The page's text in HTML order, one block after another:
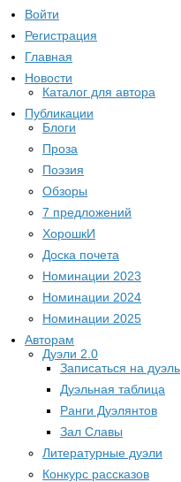
Войти
Регистрация
Главная
Новости
Каталог для автора
Публикации
Блоги
Проза
Поэзия
Обзоры
7 предложений
ХорошкИ
Доска почета
Номинации 2023
Номинации 2024
Номинации 2025
Авторам
Дуэли 2.0
Записаться на дуэль
Дуэльная таблица
Ранги Дуэлянтов
Зал Славы
Литературные дуэли
Конкурс рассказов